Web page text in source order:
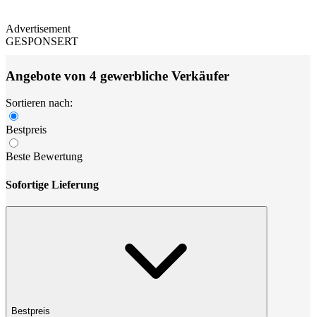
Advertisement
GESPONSERT
Angebote von 4 gewerbliche Verkäufer
Sortieren nach:
Bestpreis
Beste Bewertung
Sofortige Lieferung
Bestpreis